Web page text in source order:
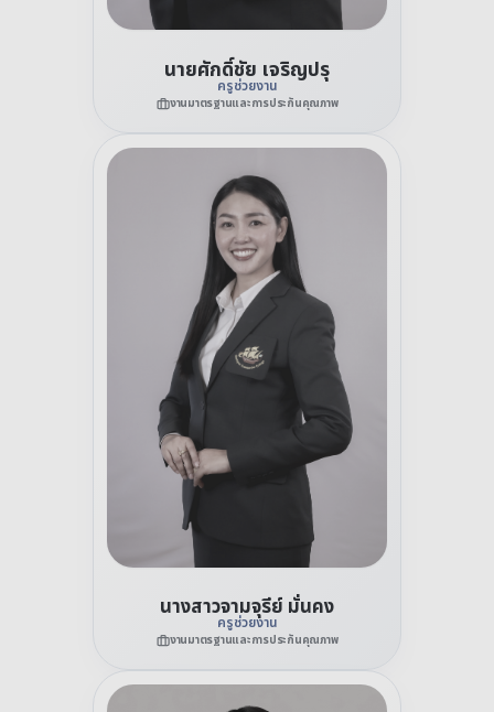
นายศักดิ์ชัย เจริญปรุ
ครูช่วยงาน
งานมาตรฐานและการประกันคุณภาพ
นางสาวจามจุรีย์ มั่นคง
ครูช่วยงาน
งานมาตรฐานและการประกันคุณภาพ